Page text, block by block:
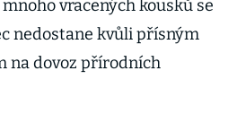
vracených kousků se
nedostane kvůli přísným
na dovoz přírodních